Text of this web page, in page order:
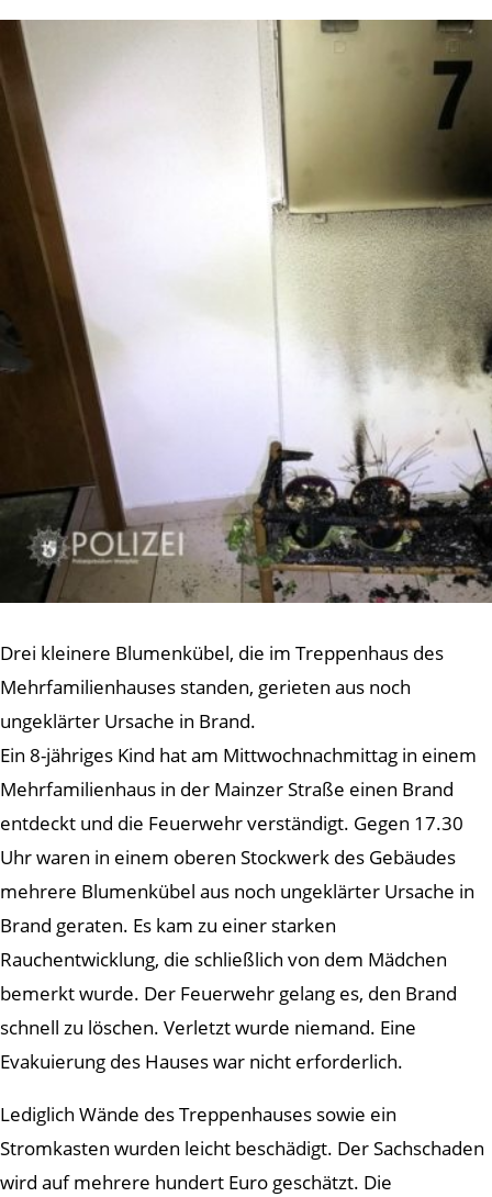
Drei kleinere Blumenkübel, die im Treppenhaus des
Mehrfamilienhauses standen, gerieten aus noch
ungeklärter Ursache in Brand.
Ein 8-jähriges Kind hat am Mittwochnachmittag in einem
Mehrfamilienhaus in der Mainzer Straße einen Brand
entdeckt und die Feuerwehr verständigt. Gegen 17.30
Uhr waren in einem oberen Stockwerk des Gebäudes
mehrere Blumenkübel aus noch ungeklärter Ursache in
Brand geraten. Es kam zu einer starken
Rauchentwicklung, die schließlich von dem Mädchen
bemerkt wurde. Der Feuerwehr gelang es, den Brand
schnell zu löschen. Verletzt wurde niemand. Eine
Evakuierung des Hauses war nicht erforderlich.
Lediglich Wände des Treppenhauses sowie ein
Stromkasten wurden leicht beschädigt. Der Sachschaden
wird auf mehrere hundert Euro geschätzt. Die